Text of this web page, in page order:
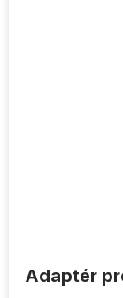
Adaptér